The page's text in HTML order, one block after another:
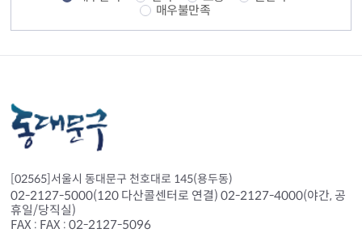
매우불만족
[02565]서울시 동대문구 천호대로 145(용두동)
02-2127-5000(120 다산콜센터로 연결) 02-2127-4000(야간, 공
휴일/당직실)
FAX : FAX : 02-2127-5096